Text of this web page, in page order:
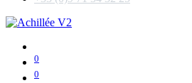
0
0